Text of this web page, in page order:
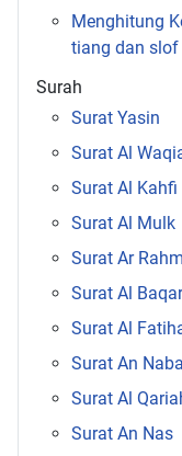
Menghitung
tiang dan slof
Surah
Surat Yasin
Surat Al
Surat Al Kahfi
Surat Al Mulk
Surat Ar
Surat Al
Surat Al
Surat An
Surat Al
Surat An Nas